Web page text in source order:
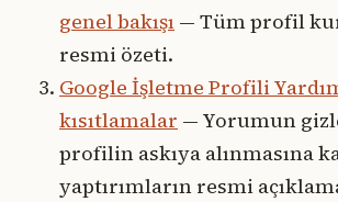
genel bakışı — Tüm profil
resmi özeti.
Google İşletme Profili
kısıtlamalar — Yorumun
profilin askıya alınmasına
yaptırımların resmi